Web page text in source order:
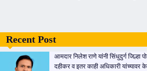
Recent Post
आमदार निलेश राणे यांनी सिंधुदुर्ग जिल्हा
दहीकर व इतर काही अधिकारी यांच्यावर